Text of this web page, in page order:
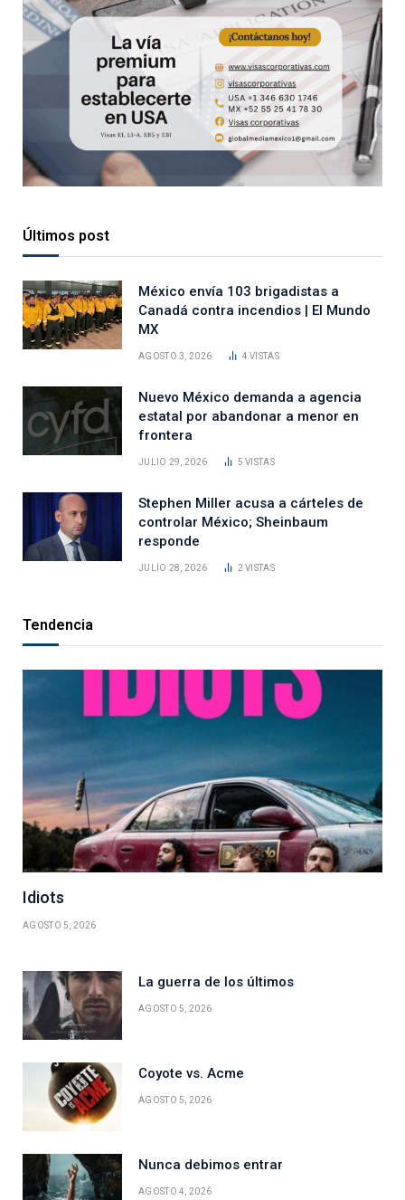
Últimos post
México envía 103 brigadistas a
Canadá contra incendios | El Mundo
MX
AGOSTO 3, 2026 4VISTAS
Nuevo México demanda a agencia
estatal por abandonar a menor en
frontera
JULIO 29, 2026 5VISTAS
Stephen Miller acusa a cárteles de
controlar México; Sheinbaum
responde
JULIO 28, 2026 2VISTAS
Tendencia
Idiots
AGOSTO 5, 2026
La guerra de los últimos
AGOSTO 5, 2026
Coyote vs. Acme
AGOSTO 5, 2026
Nunca debimos entrar
AGOSTO 4, 2026